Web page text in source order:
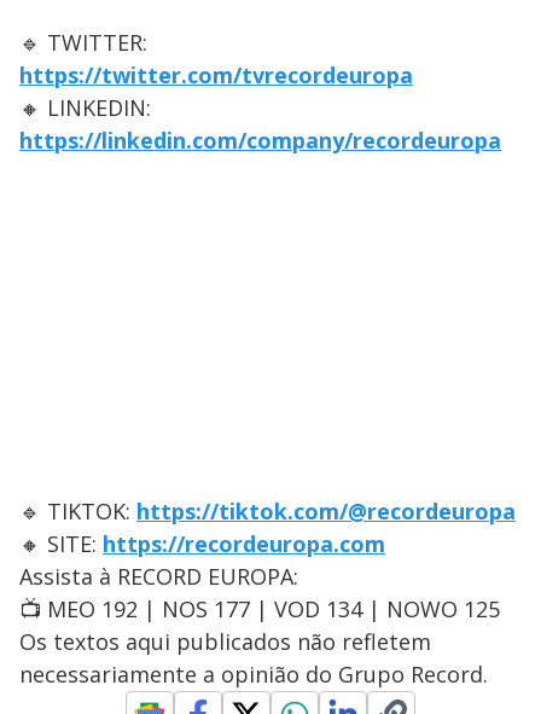
🔹 TWITTER:
https://twitter.com/tvrecordeuropa
🔸 LINKEDIN:
https://linkedin.com/company/recordeuropa
🔹 TIKTOK: https://tiktok.com/@recordeuropa
🔸 SITE: https://recordeuropa.com
Assista à RECORD EUROPA:
📺 MEO 192 | NOS 177 | VOD 134 | NOWO 125
Os textos aqui publicados não refletem
necessariamente a opinião do Grupo Record.